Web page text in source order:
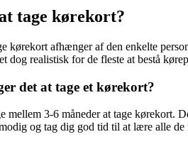
tage kørekort?
kørekort afhænger af den enkelte
dog realistisk for de fleste at bestå
det at tage et kørekort?
mellem 3-6 måneder at tage
og tag dig god tid til at lære alle de